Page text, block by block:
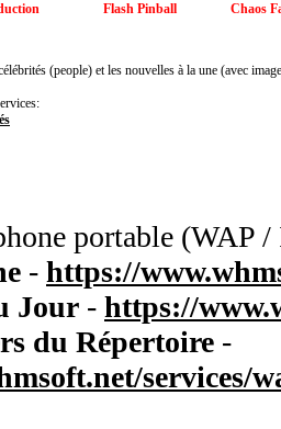
Flash Pinball Chaos
(people) et les nouvelles à la une (avec
portable
- https://
Jour - https://
du Répertoire -
services/